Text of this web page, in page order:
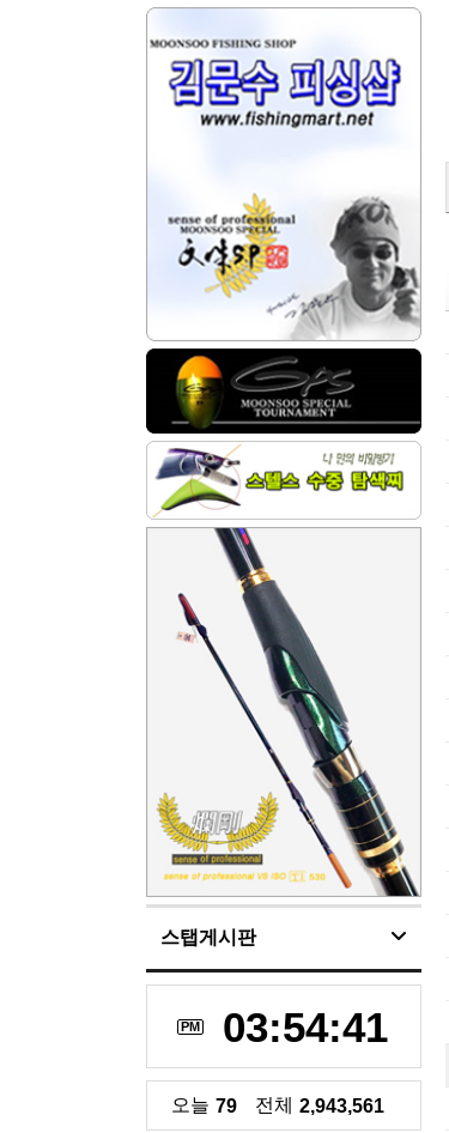
스탭게시판
PM 03:54:42
오늘 79 전체 2,943,561